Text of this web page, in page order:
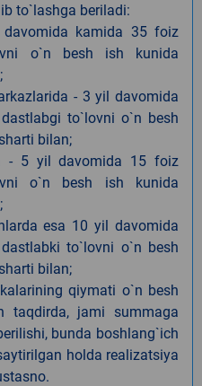
to`lashga beriladi:
kamida 35 foiz
o`n besh ish kunida
- 3 yil davomida
to`lovni o`n besh
bilan;
- 5 yil davomida 15 foiz
o`n besh ish kunida
esa 10 yil davomida
to`lovni o`n besh
bilan;
qiymati o`n besh
taqdirda, jami summaga
bunda boshlang`ich
holda realizatsiya